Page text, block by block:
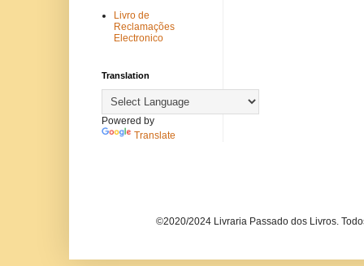
Livro de
Reclamações
Electronico
Translation
Powered by
Translate
©2020/2024 Livraria Passado dos Livros.